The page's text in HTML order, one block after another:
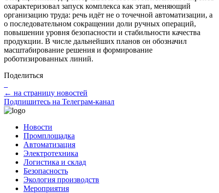
охарактеризовал запуск комплекса как этап, меняющий
организацию труда: речь идёт не о точечной автоматизации, а
о последовательном сокращении доли ручных операций,
повышении уровня безопасности и стабильности качества
продукции. В числе дальнейших планов он обозначил
масштабирование решения и формирование
роботизированных линий.
Поделиться
← на страницу новостей
Подпишитесь на Телеграм-канал
Новости
Промплощадка
Автоматизация
Электротехника
Логистика и склад
Безопасность
Экология производств
Мероприятия